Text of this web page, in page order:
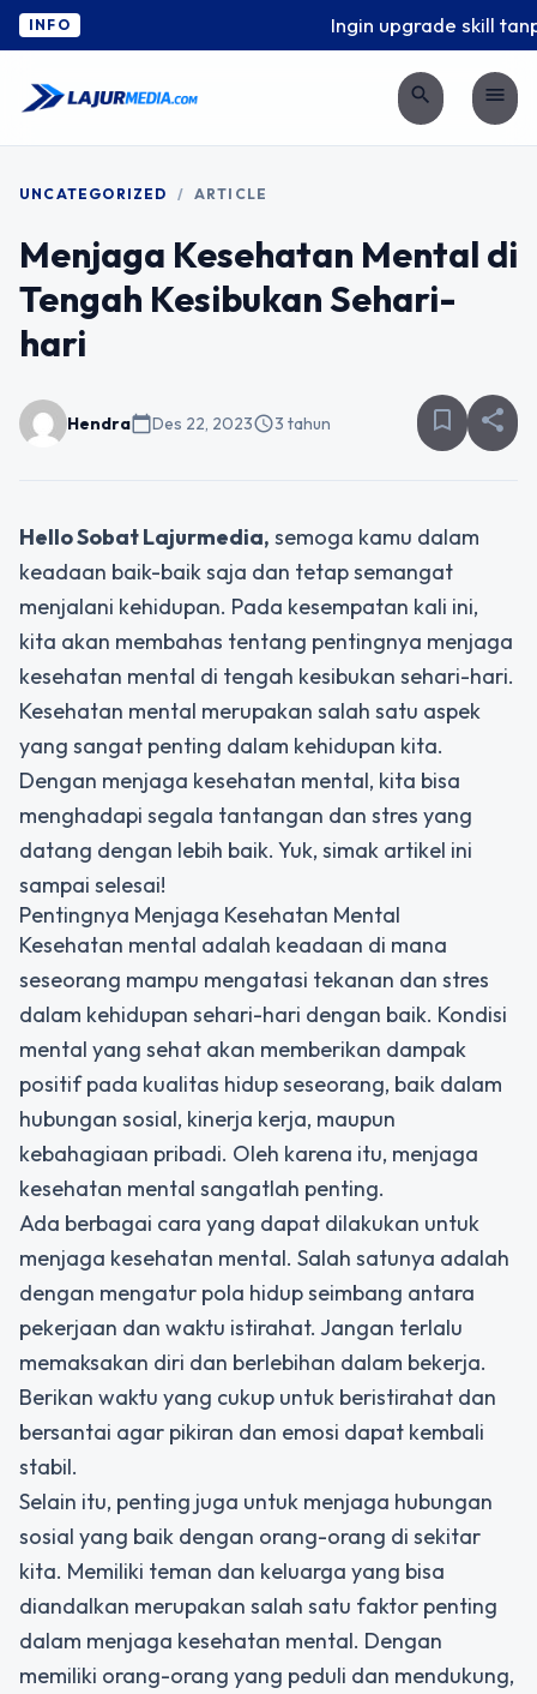
INFO Ingin upgrade skill
search menu
UNCATEGORIZED / ARTICLE
Menjaga Kesehatan Mental di
Tengah Kesibukan Sehari-
hari
Hendracalendar_todayDes 22, 2023schedule3 tahun bookmark_border share
Hello Sobat Lajurmedia, semoga kamu dalam
keadaan baik-baik saja dan tetap semangat
menjalani kehidupan. Pada kesempatan kali ini,
kita akan membahas tentang pentingnya menjaga
kesehatan mental di tengah kesibukan sehari-hari.
Kesehatan mental merupakan salah satu aspek
yang sangat penting dalam kehidupan kita.
Dengan menjaga kesehatan mental, kita bisa
menghadapi segala tantangan dan stres yang
datang dengan lebih baik. Yuk, simak artikel ini
sampai selesai!
Pentingnya Menjaga Kesehatan Mental
Kesehatan mental adalah keadaan di mana
seseorang mampu mengatasi tekanan dan stres
dalam kehidupan sehari-hari dengan baik. Kondisi
mental yang sehat akan memberikan dampak
positif pada kualitas hidup seseorang, baik dalam
hubungan sosial, kinerja kerja, maupun
kebahagiaan pribadi. Oleh karena itu, menjaga
kesehatan mental sangatlah penting.
Ada berbagai cara yang dapat dilakukan untuk
menjaga kesehatan mental. Salah satunya adalah
dengan mengatur pola hidup seimbang antara
pekerjaan dan waktu istirahat. Jangan terlalu
memaksakan diri dan berlebihan dalam bekerja.
Berikan waktu yang cukup untuk beristirahat dan
bersantai agar pikiran dan emosi dapat kembali
stabil.
Selain itu, penting juga untuk menjaga hubungan
sosial yang baik dengan orang-orang di sekitar
kita. Memiliki teman dan keluarga yang bisa
diandalkan merupakan salah satu faktor penting
dalam menjaga kesehatan mental. Dengan
memiliki orang-orang yang peduli dan mendukung,